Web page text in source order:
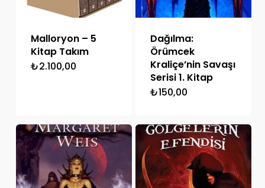
Malloryon – 5
Kitap Takım
₺2.100,00
Dağılma:
Örümcek
Kraliçe’nin Savaşı
Serisi 1. Kitap
₺150,00